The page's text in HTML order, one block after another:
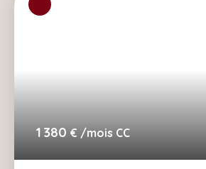
1 380 € /mois CC